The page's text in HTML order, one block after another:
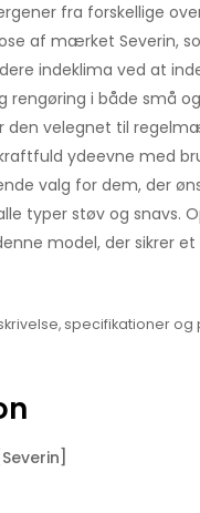
fra forskellige
af mærket Severin,
indeklima ved at
rengøring i både små
den velegnet til
ydeevne med
valg for dem, der
typer støv og snavs.
model, der sikrer
specifikationer og
[Severin]